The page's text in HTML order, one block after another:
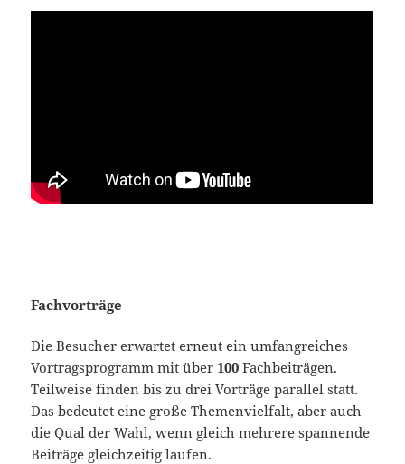
Fachvorträge
Die Besucher erwartet erneut ein umfangreiches
Vortragsprogramm mit über100 Fachbeiträgen.
Teilweise finden bis zu drei Vorträge parallel statt.
Das bedeutet eine große Themenvielfalt, aber auch
die Qual der Wahl, wenn gleich mehrere spannende
Beiträge gleichzeitig laufen.